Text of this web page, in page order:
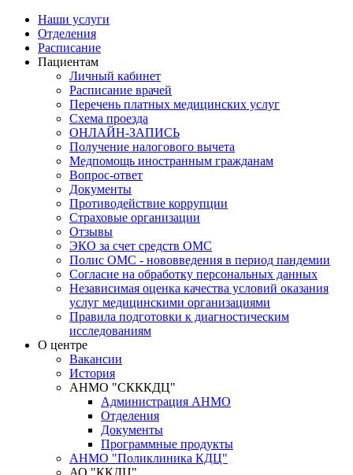
Наши услуги
Отделения
Расписание
Пациентам
Личный кабинет
Расписание врачей
Перечень платных медицинских услуг
Схема проезда
ОНЛАЙН-ЗАПИСЬ
Получение налогового вычета
Медпомощь иностранным гражданам
Вопрос-ответ
Документы
Противодействие коррупции
Страховые организации
Отзывы
ЭКО за счет средств ОМС
Полис ОМС - нововведения в период пандемии
Согласие на обработку персональных данных
Независимая оценка качества условий оказания
услуг медицинскими организациями
Правила подготовки к диагностическим
исследованиям
О центре
Вакансии
История
АНМО "СКККДЦ"
Администрация АНМО
Отделения
Документы
Программные продукты
АНМО "Поликлиника КДЦ"
АО "ККДЦ"